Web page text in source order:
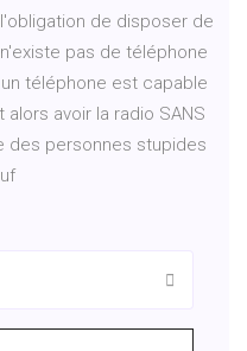
de disposer de
pas de téléphone
téléphone est capable
avoir la radio SANS
des personnes stupides